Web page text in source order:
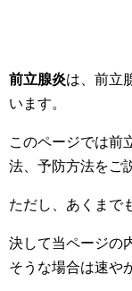
前立腺炎は、前立
います。
このページでは前
法、予防方法をご
ただし、あくまで
決して当ページの
そうな場合は速や